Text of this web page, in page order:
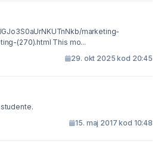
marketing-
(270).html This mo...
29. okt 2025 kod 20:45
15. maj 2017 kod 10:48